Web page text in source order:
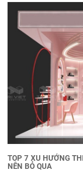
TOP 7 XU HƯỚNG
NÊN BỎ QUA